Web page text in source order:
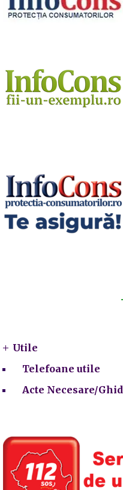
Utile
Telefoane utile
Acte Necesare/Ghid